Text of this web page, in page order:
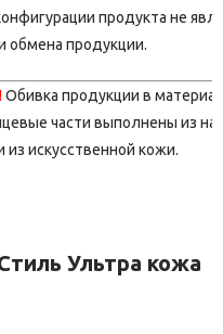
продукта не
обмена продукции.
Обивка продукции в
части выполнены из
из искусственной кожи.
Ультра кожа